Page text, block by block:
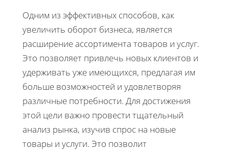
Одним из эффективных способов, как
увеличить оборот бизнеса, является
расширение ассортимента товаров и услуг.
Это позволяет привлечь новых клиентов и
удерживать уже имеющихся, предлагая им
больше возможностей и удовлетворяя
различные потребности. Для достижения
этой цели важно провести тщательный
анализ рынка, изучив спрос на новые
товары и услуги. Это позволит